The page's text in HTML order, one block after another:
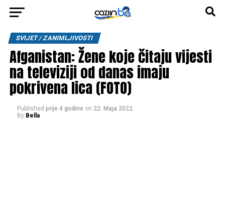
SVIJET / ZANIMLJIVOSTI
Afganistan: Žene koje čitaju vijesti
na televiziji od danas imaju
pokrivena lica (FOTO)
Published prije 4 godine on 22. Maja 2022.
By Bella